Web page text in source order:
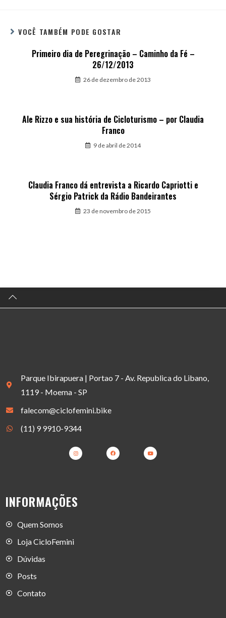
VOCÊ TAMBÉM PODE GOSTAR
Primeiro dia de Peregrinação – Caminho da Fé –
26/12/2013
26 de dezembro de 2013
Ale Rizzo e sua história de Cicloturismo – por Claudia
Franco
9 de abril de 2014
Claudia Franco dá entrevista a Ricardo Capriotti e
Sérgio Patrick da Rádio Bandeirantes
23 de novembro de 2015
Parque Ibirapuera | Portao 7 - Av. Republica do Libano,
1119 - Moema - SP
falecom@ciclofemini.bike
(11) 9 9910-9344
INFORMAÇÕES
Quem Somos
Loja CicloFemini
Dúvidas
Posts
Contato